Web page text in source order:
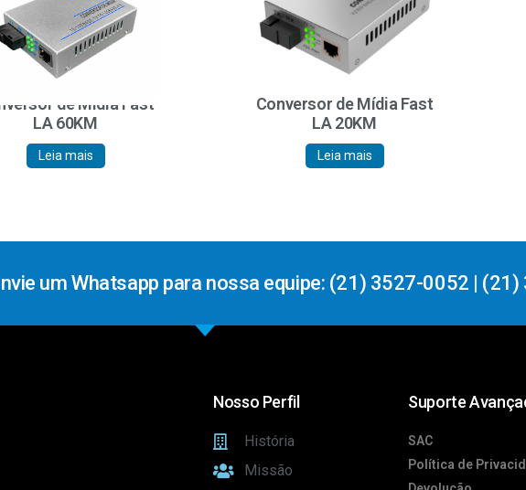
de Mídia Fast
LA 60KM
Leia mais
Conversor de Mídia Fast
LA 20KM
Leia mais
um Whatsapp para nossa equipe: (21) 3527-0052 |
Nosso Perfil
História
Missão
Suporte
SAC
Política de